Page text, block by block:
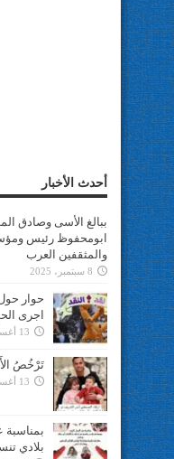
أحدث الأخبار
ببالغ الأسى وصادق
ابومحفوظ رئيس
والمثقفين العرب
8 سبتمبر، 2025
حوار
اجرى
13 أغسطس، 2025
تَرْخُصُ
13 أغسطس، 2025
بمناسبة
بلادي